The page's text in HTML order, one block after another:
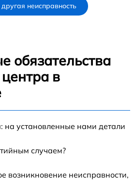
неисправность
обязательства
в
на установленные нами детали
случаем?
возникновение неисправности,